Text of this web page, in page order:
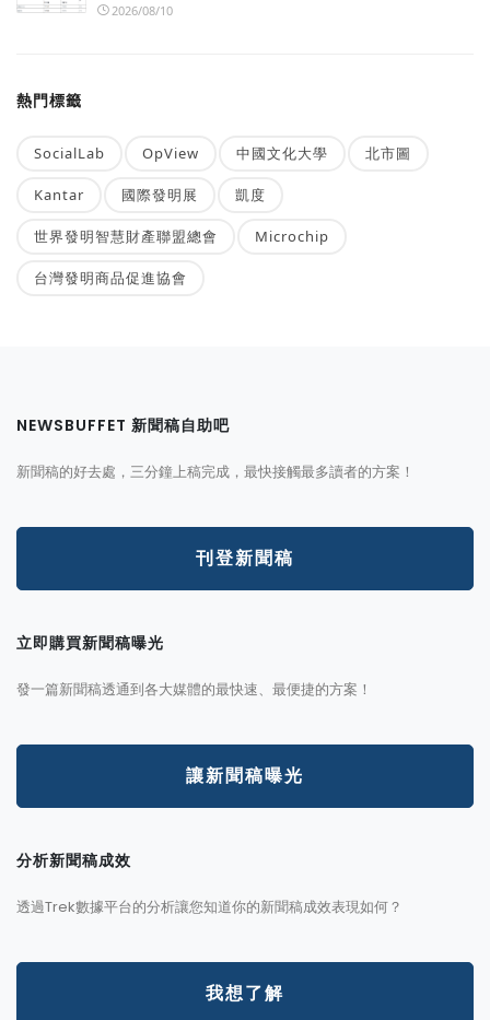
2026/08/10
熱門標籤
SocialLab OpView 中國文化大學 北市圖
Kantar 國際發明展 凱度
世界發明智慧財產聯盟總會 Microchip
台灣發明商品促進協會
NEWSBUFFET 新聞稿自助吧
新聞稿的好去處，三分鐘上稿完成，最快接觸最多讀者的方案！
刊登新聞稿
立即購買新聞稿曝光
發一篇新聞稿透通到各大媒體的最快速、最便捷的方案！
讓新聞稿曝光
分析新聞稿成效
透過Trek數據平台的分析讓您知道你的新聞稿成效表現如何？
我想了解